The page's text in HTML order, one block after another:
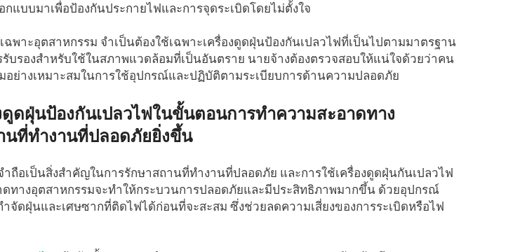
กแบบมาเพื่อป้องกันประกายไฟและการจุดระเบิดโดยไม่ตั้งใจ
ฉพาะอุตสาหกรรม จำเป็นต้องใช้เฉพาะเครื่องดูดฝุ่นป้องกันเปลวไฟที่เป็นไปตามมาตรฐาน
บรองสำหรับใช้ในสภาพแวดล้อมที่เป็นอันตราย นายจ้างต้องตรวจสอบให้แน่ใจด้วยว่าคน
อย่างเหมาะสมในการใช้อุปกรณ์และปฏิบัติตามระเบียบการด้านความปลอดภัย
ดฝุ่นป้องกันเปลวไฟในขั้นตอนการทำความสะอาดทาง
นที่ทำงานที่ปลอดภัยยิ่งขึ้น
ถือเป็นสิ่งสำคัญในการรักษาสถานที่ทำงานที่ปลอดภัย และการใช้เครื่องดูดฝุ่นกันเปลวไฟ
ทางอุตสาหกรรมจะทำให้กระบวนการปลอดภัยและมีประสิทธิภาพมากขึ้น ด้วยอุปกรณ์
จัดฝุ่นและเศษซากที่ติดไฟได้ก่อนที่จะสะสม ซึ่งช่วยลดความเสี่ยงของการระเบิดหรือไฟ